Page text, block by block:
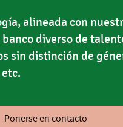
alineada con
diverso de
sin distinción de
Ponerse en contacto